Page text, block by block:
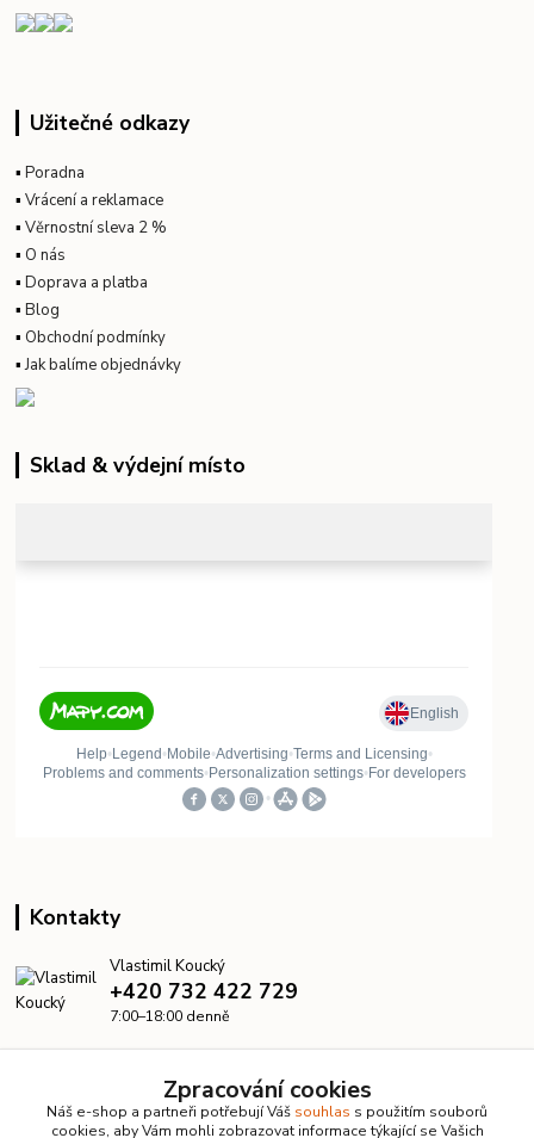
Užitečné odkazy
▪Poradna
▪Vrácení a reklamace
▪Věrnostní sleva 2 %
▪ O nás
▪Doprava a platba
▪Blog
▪ Obchodní podmínky
▪Jak balíme objednávky
Sklad & výdejní místo
Kontakty
Vlastimil Koucký
+420 732 422 729
7:00–18:00 denně
Zpracování cookies
Náš e-shop a partneři potřebují Váš souhlas s použitím souborů
cookies, aby Vám mohli zobrazovat informace týkající se Vašich